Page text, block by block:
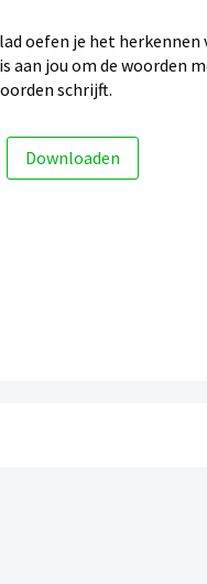
oefen je het
aan jou om de woorden
schrijft.
Downloaden